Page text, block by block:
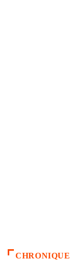
CHRONIQUE